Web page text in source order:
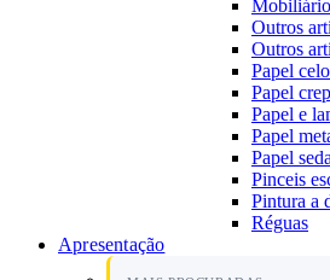
Outros
Outros
Papel
Papel
Papel e
Papel
Papel seda
Pinceis
Pintura a
Réguas
Apresentação